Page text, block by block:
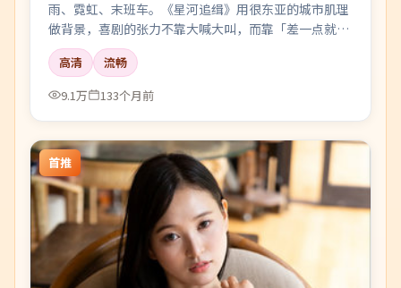
雨、霓虹、末班车。《星河追缉》用很东亚的城市肌理
做背景，喜剧的张力不靠大喊大叫，而靠「差一点就说
出口」的沉默。
高清
流畅
9.1万
133个月前
首推